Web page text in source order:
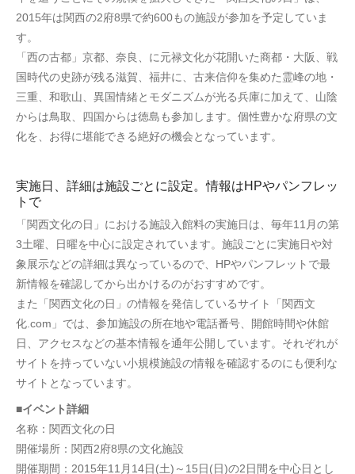
2015年は関西の2府8県で約600もの施設が参加を予定していま
す。
「西の古都」京都、奈良、に元禄文化が花開いた商都・大阪、戦
国時代の史跡が残る滋賀、福井に、古来信仰を集めた霊峰の地・
三重、和歌山、異国情緒とモダニズムが光る兵庫に加えて、山陰
からは鳥取、四国からは徳島も参加します。個性豊かな府県の文
化を、お得に堪能できる絶好の機会となっています。
実施日、詳細は施設ごとに設定。情報はHPやパンフレッ
トで
「関西文化の日」における施設入館料の実施日は、毎年11月の第
3土曜、日曜を中心に設定されています。施設ごとに実施日や対
象展示などの詳細は異なっているので、HPやパンフレットで最
新情報を確認してから出かけるのがおすすめです。
また「関西文化の日」の情報を発信しているサイト「関西文
化.com」では、参加施設の所在地や電話番号、開館時間や休館
日、アクセスなどの基本情報を通年公開しています。それぞれが
サイトを持っていない小規模施設の情報を確認するのにも便利な
サイトとなっています。
■イベント詳細
名称：関西文化の日
開催場所：関西2府8県の文化施設
開催期間：2015年11月14日(土)～15日(日)の2日間を中心日とし